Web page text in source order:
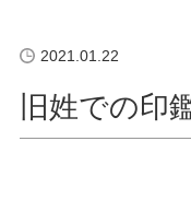
2021.01.22
旧姓での印